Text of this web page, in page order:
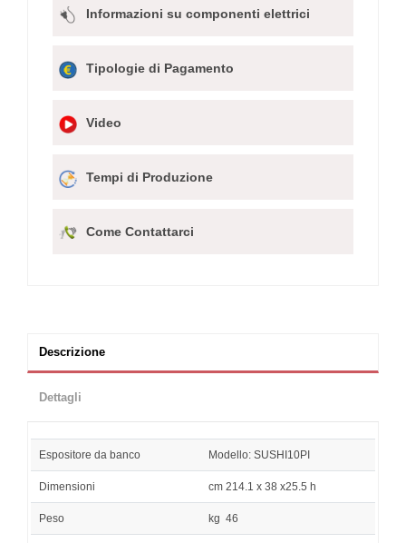
Informazioni su componenti elettrici
Tipologie di Pagamento
Video
Tempi di Produzione
Come Contattarci
Descrizione
Dettagli
Espositore da banco Modello: SUSHI10PI
Dimensioni cm 214.1 x 38 x25.5 h
Peso kg 46